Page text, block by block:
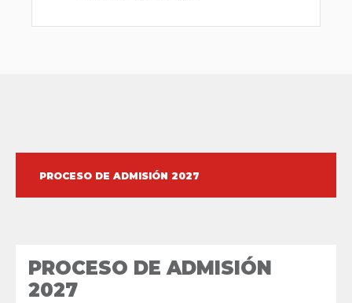
PROCESO DE ADMISIÓN 2027
PROCESO DE ADMISIÓN
2027